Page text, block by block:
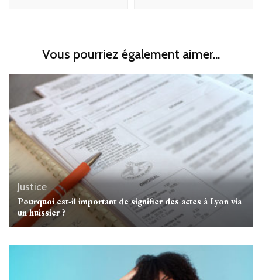
Vous pourriez également aimer...
Justice
Pourquoi est-il important de signifier des actes à Lyon via
un huissier ?